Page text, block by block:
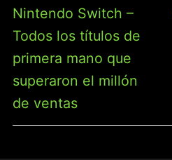
Nintendo Switch –
Todos los títulos de
primera mano que
superaron el millón
de ventas